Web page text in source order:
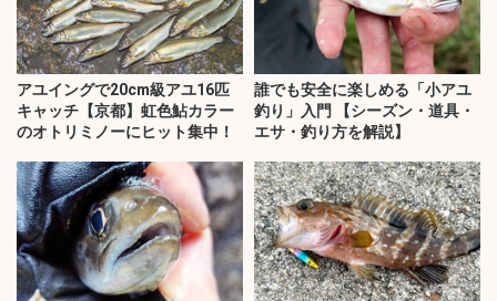
アユイングで20cm級アユ16匹
キャッチ【京都】虹色鮎カラー
のオトリミノーにヒット集中！
誰でも安全に楽しめる「小アユ
釣り」入門 【シーズン・道具・
エサ・釣り方を解説】